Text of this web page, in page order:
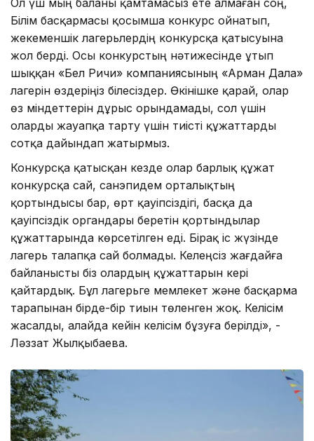
Ол үш мың баланы қамтамасыз ете алмаған соң,
Білім басқармасы қосымша конкурс ойнатып,
жекеменшік лагерьлердің конкурсқа қатысуына
жол берді. Осы конкурстың нәтижесінде ұтып
шыққан «Бел Ричи» компаниясының «Арман Дала»
лагерін өздеріңіз білесіздер. Өкінішке қарай, олар
өз міндеттерін дұрыс орындамады, сол үшін
оларды жауапқа тарту үшін тиісті құжаттарды
сотқа дайындап жатырмыз.
Конкурсқа қатысқан кезде олар барлық құжат
конкурсқа сай, санэпидем орталықтың
қортындысы бар, өрт қауіпсіздігі, басқа да
қауіпсіздік органдары беретін қортындылар
құжаттарында көрсетілген еді. Бірақ іс жүзінде
лагерь талапқа сай болмады. Келеңсіз жағдайға
байланысты біз олардың құжаттарын кері
қайтардық. Бұл лагерьге мемлекет және басқарма
тарапынан бірде-бір тиын төленген жоқ. Келісім
жасалды, алайда кейін келісім бұзуға берілді», -
Ләззат Жылқыбаева.